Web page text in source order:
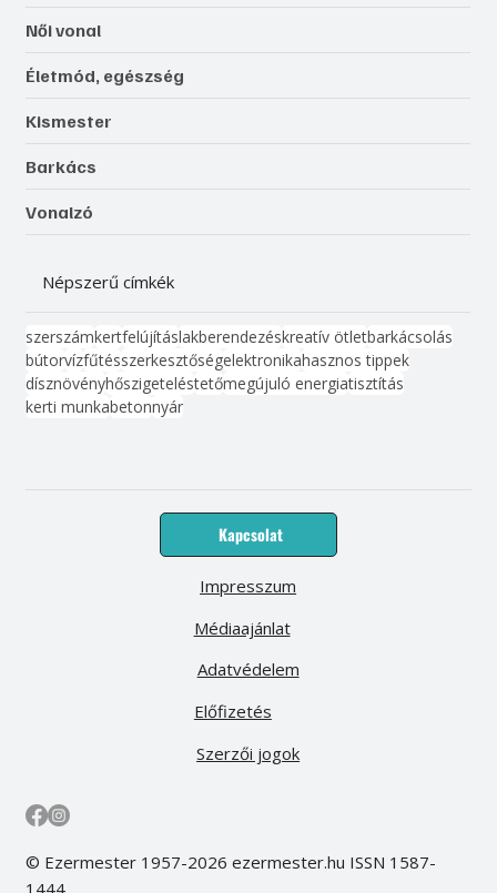
Női vonal
Életmód, egészség
Kismester
Barkács
Vonalzó
Népszerű címkék
szerszámkertfelújításlakberendezéskreatív ötletbarkácsolás
bútorvízfűtésszerkesztőségelektronikahasznos tippek
dísznövényhőszigeteléstetőmegújuló energiatisztítás
kerti munkabetonnyár
Kapcsolat
Médiaajánlat
Előfizetés
Impresszum
Adatvédelem
Szerzői jogok
© Ezermester 1957-2026 ezermester.hu ISSN 1587-
1444